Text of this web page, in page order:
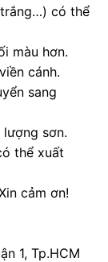
có thể
màu hơn.
cánh.
sang
sơn.
thể xuất
cảm ơn!
1, Tp.HCM